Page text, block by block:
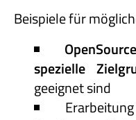
Beispiele für
spezielle
geeignet sind